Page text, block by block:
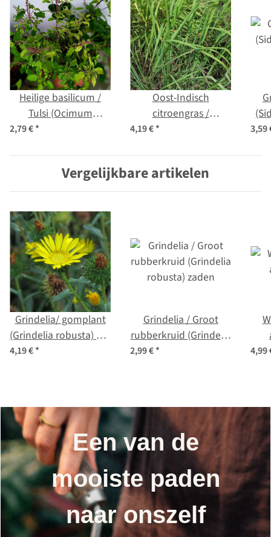
Heilige basilicum /
Tulsi (Ocimum
tenuiflorum syn.
2,79 €*
Oost-Indisch
citroengras /
citroengras
flexuosus) zaden
4,19 €* 3,59
Vergelijkbare artikelen
Grindelia/ gomplant
(Grindelia robusta) bio
4,19 €*
Grindelia / Groot
rubberkruid (Grindelia
robusta) zaden
2,99 €* 4,99
Een van de
mooiste paden
naar onszelf